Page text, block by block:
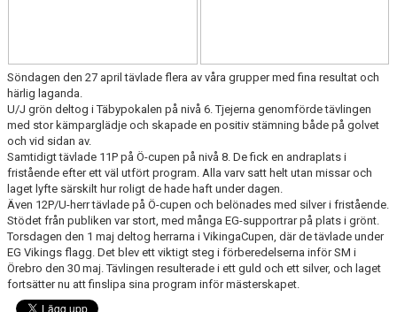
FRÅGOR & SVAR
EVENT
VAL AV SPÅR
KONTAKT
MEDICINSKT STÖD
Söndagen den 27 april tävlade flera av våra grupper med fina resultat och
härlig laganda.
U/J grön deltog i Täbypokalen på nivå 6. Tjejerna genomförde tävlingen
med stor kämparglädje och skapade en positiv stämning både på golvet
och vid sidan av.
Samtidigt tävlade 11P på Ö-cupen på nivå 8. De fick en andraplats i
fristående efter ett väl utfört program. Alla varv satt helt utan missar och
laget lyfte särskilt hur roligt de hade haft under dagen.
Även 12P/U-herr tävlade på Ö-cupen och belönades med silver i fristående.
Stödet från publiken var stort, med många EG-supportrar på plats i grönt.
Torsdagen den 1 maj deltog herrarna i VikingaCupen, där de tävlade under
EG Vikings flagg. Det blev ett viktigt steg i förberedelserna inför SM i
Örebro den 30 maj. Tävlingen resulterade i ett guld och ett silver, och laget
fortsätter nu att finslipa sina program inför mästerskapet.